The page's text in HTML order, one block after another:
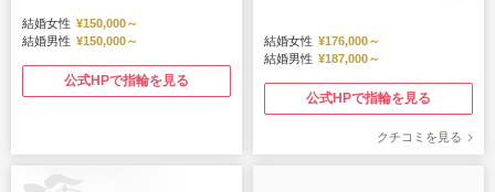
結婚女性 ¥150,000～
結婚男性 ¥150,000～
公式HPで指輪を見る
結婚女性 ¥176,000～
結婚男性 ¥187,000～
公式HPで指輪を見る
クチコミを見る